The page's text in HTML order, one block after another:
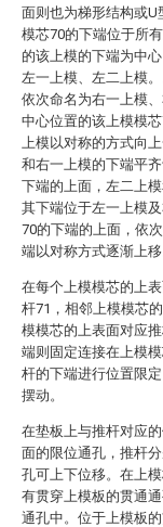
面则也为梯形结构或
模芯70的下端位于所
的该上模的下端为中
左一上模、左二上模
依次命名为右一上模
中心位置的该上模模
上模以对称的方式向
和右一上模的下端平
下端的上面，左二上
其下端位于左一上模
70的下端的上面，依
端以对称方式逐渐上移
在每个上模模芯的上
杆71，相邻上模模芯
模模芯的上表面对应
端则固定连接在上模
杆的下端进行位置限
摆动。
在垫板上与推杆对应
面的限位通孔，推杆
孔可上下位移。在上
有贯穿上模板的贯通
通孔中。位于上模板